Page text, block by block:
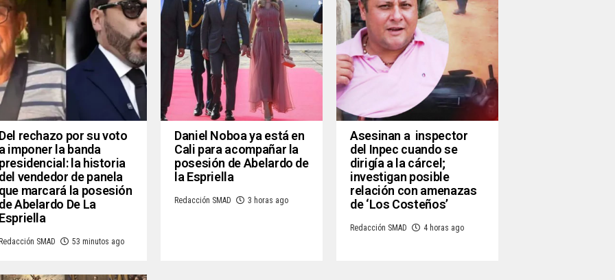
Del rechazo por su voto
a imponer la banda
presidencial: la historia
del vendedor de panela
que marcará la posesión
de Abelardo De La
Espriella
Redacción SMAD 53 minutos ago
Daniel Noboa ya está en
Cali para acompañar la
posesión de Abelardo de
la Espriella
Redacción SMAD 3 horas ago
Asesinan a inspector
del Inpec cuando se
dirigía a la cárcel;
investigan posible
relación con amenazas
de ‘Los Costeños’
Redacción SMAD 4 horas ago